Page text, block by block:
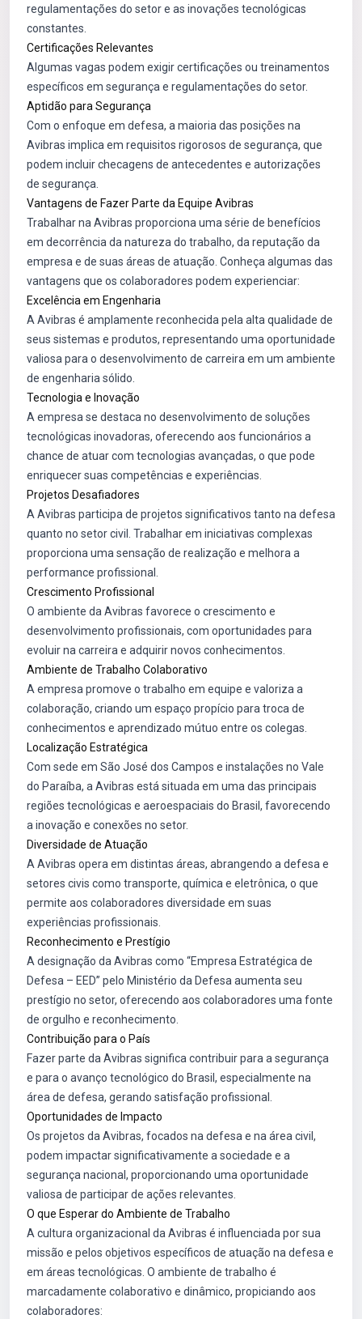
regulamentações do setor e as inovações tecnológicas
constantes.
Certificações Relevantes
Algumas vagas podem exigir certificações ou treinamentos
específicos em segurança e regulamentações do setor.
Aptidão para Segurança
Com o enfoque em defesa, a maioria das posições na
Avibras implica em requisitos rigorosos de segurança, que
podem incluir checagens de antecedentes e autorizações
de segurança.
Vantagens de Fazer Parte da Equipe Avibras
Trabalhar na Avibras proporciona uma série de benefícios
em decorrência da natureza do trabalho, da reputação da
empresa e de suas áreas de atuação. Conheça algumas das
vantagens que os colaboradores podem experienciar:
Excelência em Engenharia
A Avibras é amplamente reconhecida pela alta qualidade de
seus sistemas e produtos, representando uma oportunidade
valiosa para o desenvolvimento de carreira em um ambiente
de engenharia sólido.
Tecnologia e Inovação
A empresa se destaca no desenvolvimento de soluções
tecnológicas inovadoras, oferecendo aos funcionários a
chance de atuar com tecnologias avançadas, o que pode
enriquecer suas competências e experiências.
Projetos Desafiadores
A Avibras participa de projetos significativos tanto na defesa
quanto no setor civil. Trabalhar em iniciativas complexas
proporciona uma sensação de realização e melhora a
performance profissional.
Crescimento Profissional
O ambiente da Avibras favorece o crescimento e
desenvolvimento profissionais, com oportunidades para
evoluir na carreira e adquirir novos conhecimentos.
Ambiente de Trabalho Colaborativo
A empresa promove o trabalho em equipe e valoriza a
colaboração, criando um espaço propício para troca de
conhecimentos e aprendizado mútuo entre os colegas.
Localização Estratégica
Com sede em São José dos Campos e instalações no Vale
do Paraíba, a Avibras está situada em uma das principais
regiões tecnológicas e aeroespaciais do Brasil, favorecendo
a inovação e conexões no setor.
Diversidade de Atuação
A Avibras opera em distintas áreas, abrangendo a defesa e
setores civis como transporte, química e eletrônica, o que
permite aos colaboradores diversidade em suas
experiências profissionais.
Reconhecimento e Prestígio
A designação da Avibras como “Empresa Estratégica de
Defesa – EED” pelo Ministério da Defesa aumenta seu
prestígio no setor, oferecendo aos colaboradores uma fonte
de orgulho e reconhecimento.
Contribuição para o País
Fazer parte da Avibras significa contribuir para a segurança
e para o avanço tecnológico do Brasil, especialmente na
área de defesa, gerando satisfação profissional.
Oportunidades de Impacto
Os projetos da Avibras, focados na defesa e na área civil,
podem impactar significativamente a sociedade e a
segurança nacional, proporcionando uma oportunidade
valiosa de participar de ações relevantes.
O que Esperar do Ambiente de Trabalho
A cultura organizacional da Avibras é influenciada por sua
missão e pelos objetivos específicos de atuação na defesa e
em áreas tecnológicas. O ambiente de trabalho é
marcadamente colaborativo e dinâmico, propiciando aos
colaboradores: